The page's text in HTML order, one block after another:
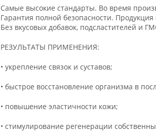
Самые высокие стандарты. Во время
Гарантия полной безопасности.
Без вкусовых добавок, подсластителей и
РЕЗУЛЬТАТЫ ПРИМЕНЕНИЯ:
• укрепление связок и суставов;
• быстрое восстановление организма в
• повышение эластичности кожи;
• стимулирование регенерации